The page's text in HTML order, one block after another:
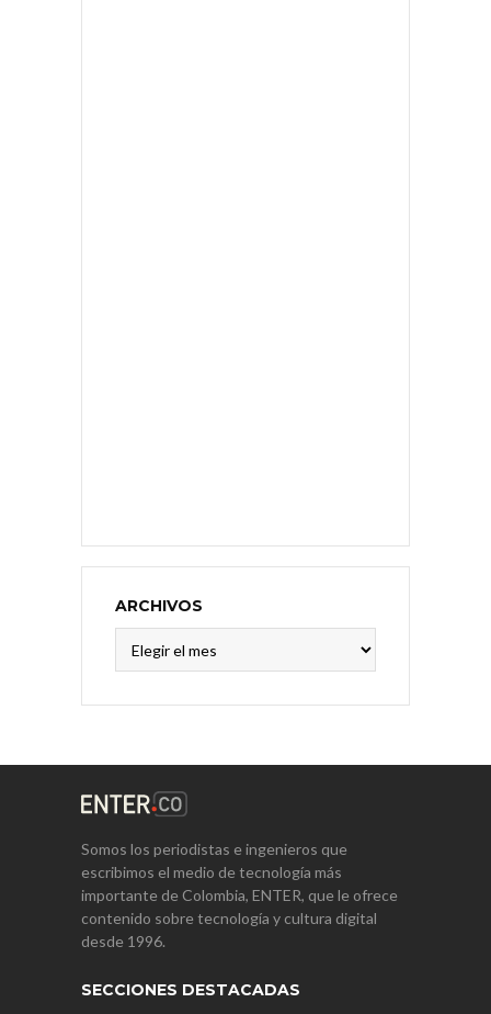
ARCHIVOS
Somos los periodistas e ingenieros que
escribimos el medio de tecnología más
importante de Colombia, ENTER, que le ofrece
contenido sobre tecnología y cultura digital
desde 1996.
SECCIONES DESTACADAS